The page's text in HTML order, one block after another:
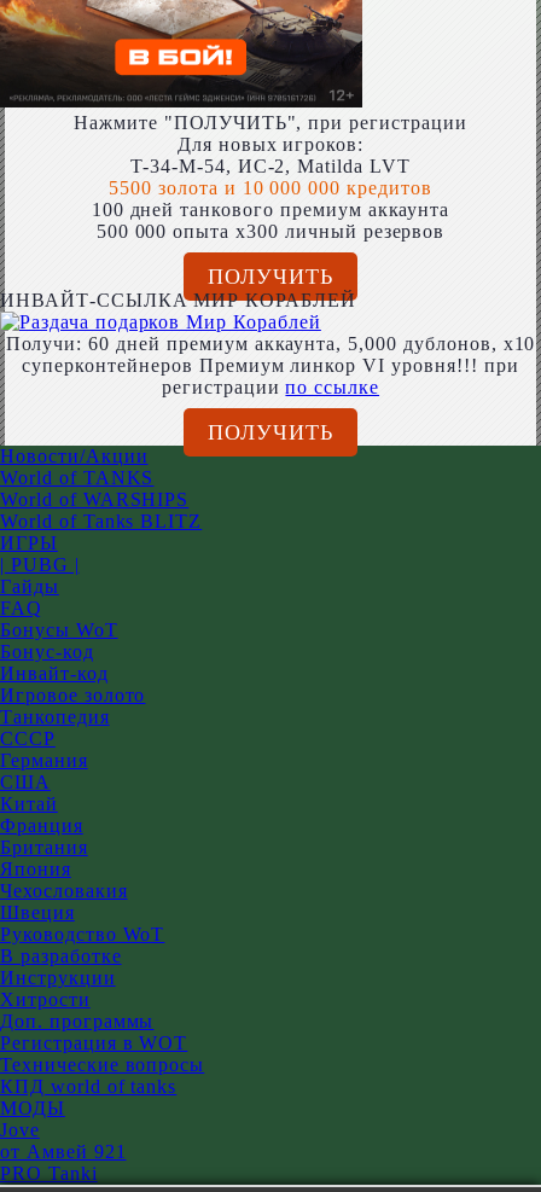
Нажмите "ПОЛУЧИТЬ", при регистрации
Для новых игроков:
T-34-M-54, ИС-2, Matilda LVT
5500 золота и 10 000 000 кредитов
100 дней танкового премиум аккаунта
500 000 опыта x300 личный резервов
ПОЛУЧИТЬ
ИНВАЙТ-ССЫЛКА МИР КОРАБЛЕЙ
Получи: 60 дней премиум аккаунта, 5,000 дублонов, x10
суперконтейнеров Премиум линкор VI уровня!!! при
регистрациипо ссылке
ПОЛУЧИТЬ
Новости/Акции
World of TANKS
World of WARSHIPS
World of Tanks BLITZ
ИГРЫ
| PUBG |
Гайды
FAQ
Бонусы WoT
Бонус-код
Инвайт-код
Игровое золото
Танкопедия
СССР
Германия
США
Китай
Франция
Британия
Япония
Чехословакия
Швеция
Руководство WoT
В разработке
Инструкции
Хитрости
Доп. программы
Регистрация в WOT
Технические вопросы
КПД world of tanks
МОДЫ
Jove
от Амвей 921
PRO Tanki